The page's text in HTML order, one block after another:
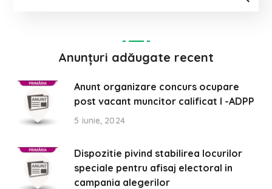
Anunțuri adăugate recent
Anunt organizare concurs ocupare
post vacant muncitor calificat I -ADPP
5 iunie, 2024
Dispozitie pivind stabilirea locurilor
speciale pentru afisaj electoral in
campania alegerilor